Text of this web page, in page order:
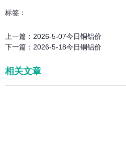
标签：
上一篇： 2026-5-07今日铜铝价
下一篇： 2026-5-18今日铜铝价
相关文章